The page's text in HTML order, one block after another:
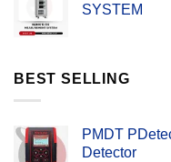
SYSTEM
BEST SELLING
PMDT
Detector